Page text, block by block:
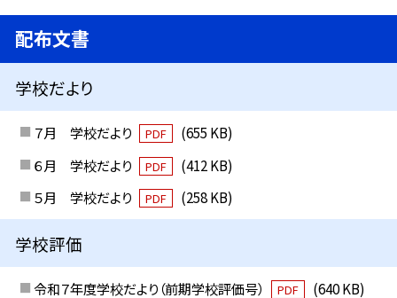
配布文書
学校だより
７月 学校だより PDF
(655 KB)
６月 学校だより
PDF
(412 KB)
５月 学校だより
PDF (258 KB)
学校評価
令和７年度学校だより（前期学校評価号） PDF
(640 KB)